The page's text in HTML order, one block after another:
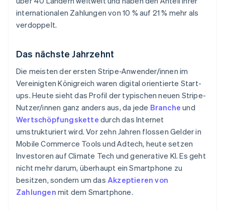
internationalen Zahlungen von 10 % auf 21 % mehr als
verdoppelt.
Das nächste Jahrzehnt
Die meisten der ersten Stripe-Anwender/innen im
Vereinigten Königreich waren digital orientierte Start-
ups. Heute sieht das Profil der typischen neuen Stripe-
Nutzer/innen ganz anders aus, da jede Branche und
Wertschöpfungskette durch das Internet
umstrukturiert wird. Vor zehn Jahren flossen Gelder in
Mobile Commerce Tools und Adtech, heute setzen
Investoren auf Climate Tech und generative KI. Es geht
nicht mehr darum, überhaupt ein Smartphone zu
besitzen, sondern um das Akzeptieren von
Zahlungen mit dem Smartphone.